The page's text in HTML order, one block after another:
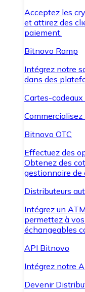
Acceptez les
et attirez des
paiement.
Bitnovo Ramp
Intégrez notre
dans des
Cartes-
Bitnovo OTC
Effectuez des
Obtenez des
gestionnaire de
Distributeurs
Intégrez un
permettez à
échangeables
API Bitnovo
Intégrez notre
Devenir